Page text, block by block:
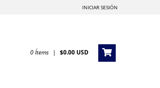
INICIAR SESIÓN
0Ítems | $0.00 USD